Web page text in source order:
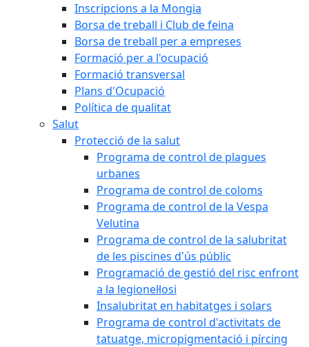
Inscripcions a la Mongia
Borsa de treball i Club de feina
Borsa de treball per a empreses
Formació per a l'ocupació
Formació transversal
Plans d'Ocupació
Política de qualitat
Salut
Protecció de la salut
Programa de control de plagues
urbanes
Programa de control de coloms
Programa de control de la Vespa
Velutina
Programa de control de la salubritat
de les piscines d'ús públic
Programació de gestió del risc enfront
a la legionel·losi
Insalubritat en habitatges i solars
Programa de control d'activitats de
tatuatge, micropigmentació i pírcing